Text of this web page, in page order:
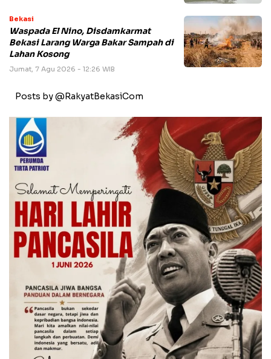
Bekasi
Waspada El Nino, Disdamkarmat
Bekasi Larang Warga Bakar Sampah di
Lahan Kosong
Jumat, 7 Agu 2026 - 12:26 WIB
Posts by @RakyatBekasiCom